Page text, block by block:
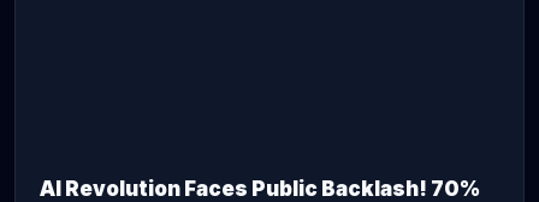
AI Revolution Faces Public Backlash! 70%